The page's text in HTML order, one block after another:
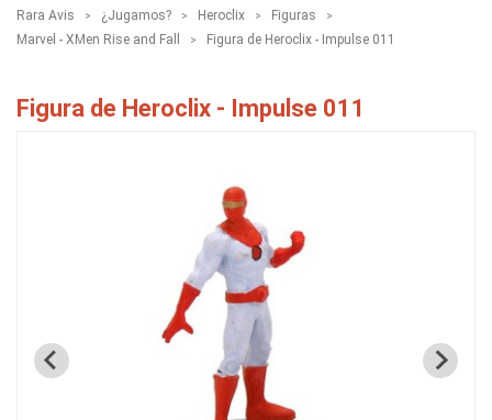
Rara Avis ¿Jugamos? Heroclix
Figuras
Marvel - XMen Rise and Fall
Figura de Heroclix - Impulse 011
Figura de Heroclix - Impulse 011